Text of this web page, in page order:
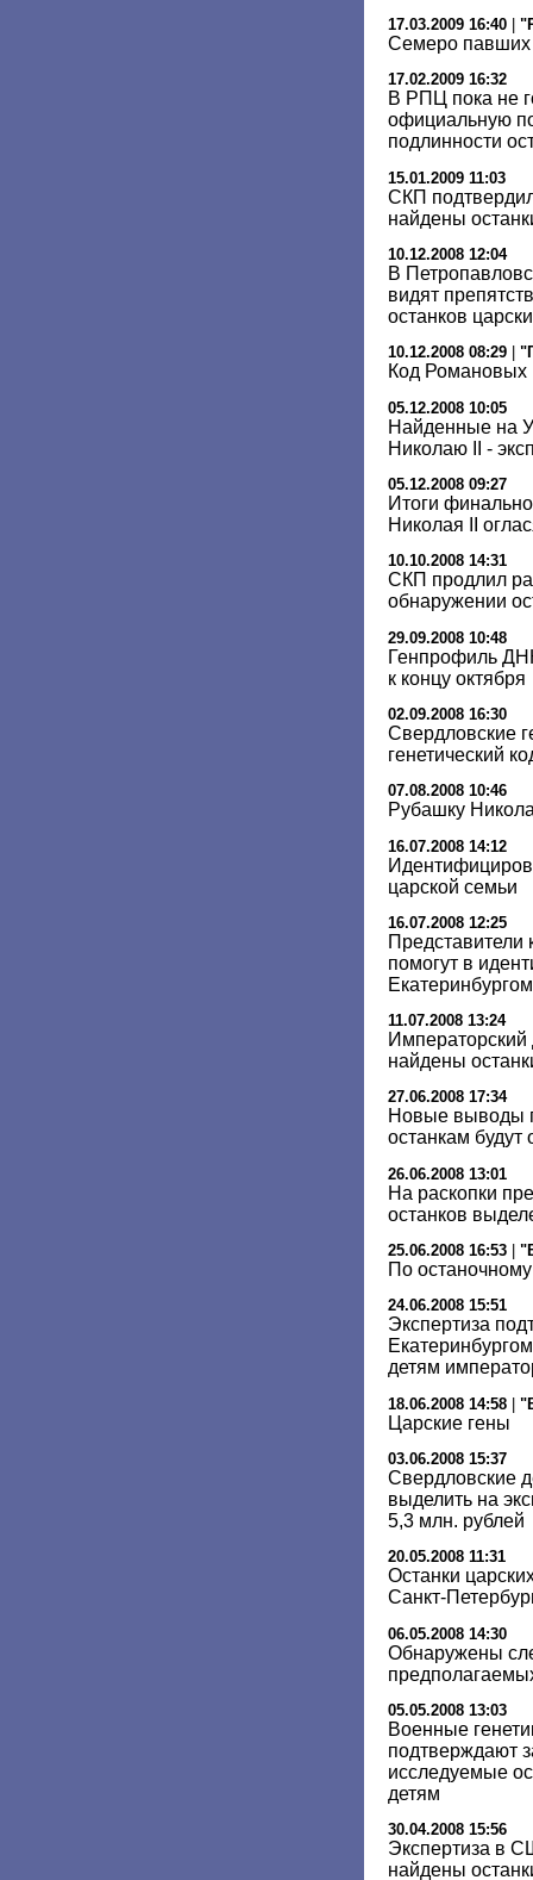
17.03.2009 16:40
Семеро павших
17.02.2009 16:32
В РПЦ пока не
официальную
подлинности
15.01.2009 11:03
СКП
найдены
10.12.2008 12:04
В
видят
останков
10.12.2008 08:29
Код Романовых
05.12.2008 10:05
Найденные на
Николаю II -
05.12.2008 09:27
Итоги
Николая II
10.10.2008 14:31
СКП продлил
обнаружении
29.09.2008 10:48
Генпрофиль
к концу октября
02.09.2008 16:30
Свердловские
генетический
07.08.2008 10:46
Рубашку
16.07.2008 14:12
царской семьи
16.07.2008 12:25
помогут в
11.07.2008 13:24
Императорский
найдены
27.06.2008 17:34
Новые выводы
останкам
26.06.2008 13:01
На раскопки
останков
25.06.2008 16:53
По
24.06.2008 15:51
Экспертиза
детям
18.06.2008 14:58
Царские гены
03.06.2008 15:37
Свердловские
выделить на
5,3 млн. рублей
20.05.2008 11:31
Останки
Санкт-
06.05.2008 14:30
Обнаружены
05.05.2008 13:03
Военные
подтверждают
исследуемые
детям
30.04.2008 15:56
Экспертиза в
найдены